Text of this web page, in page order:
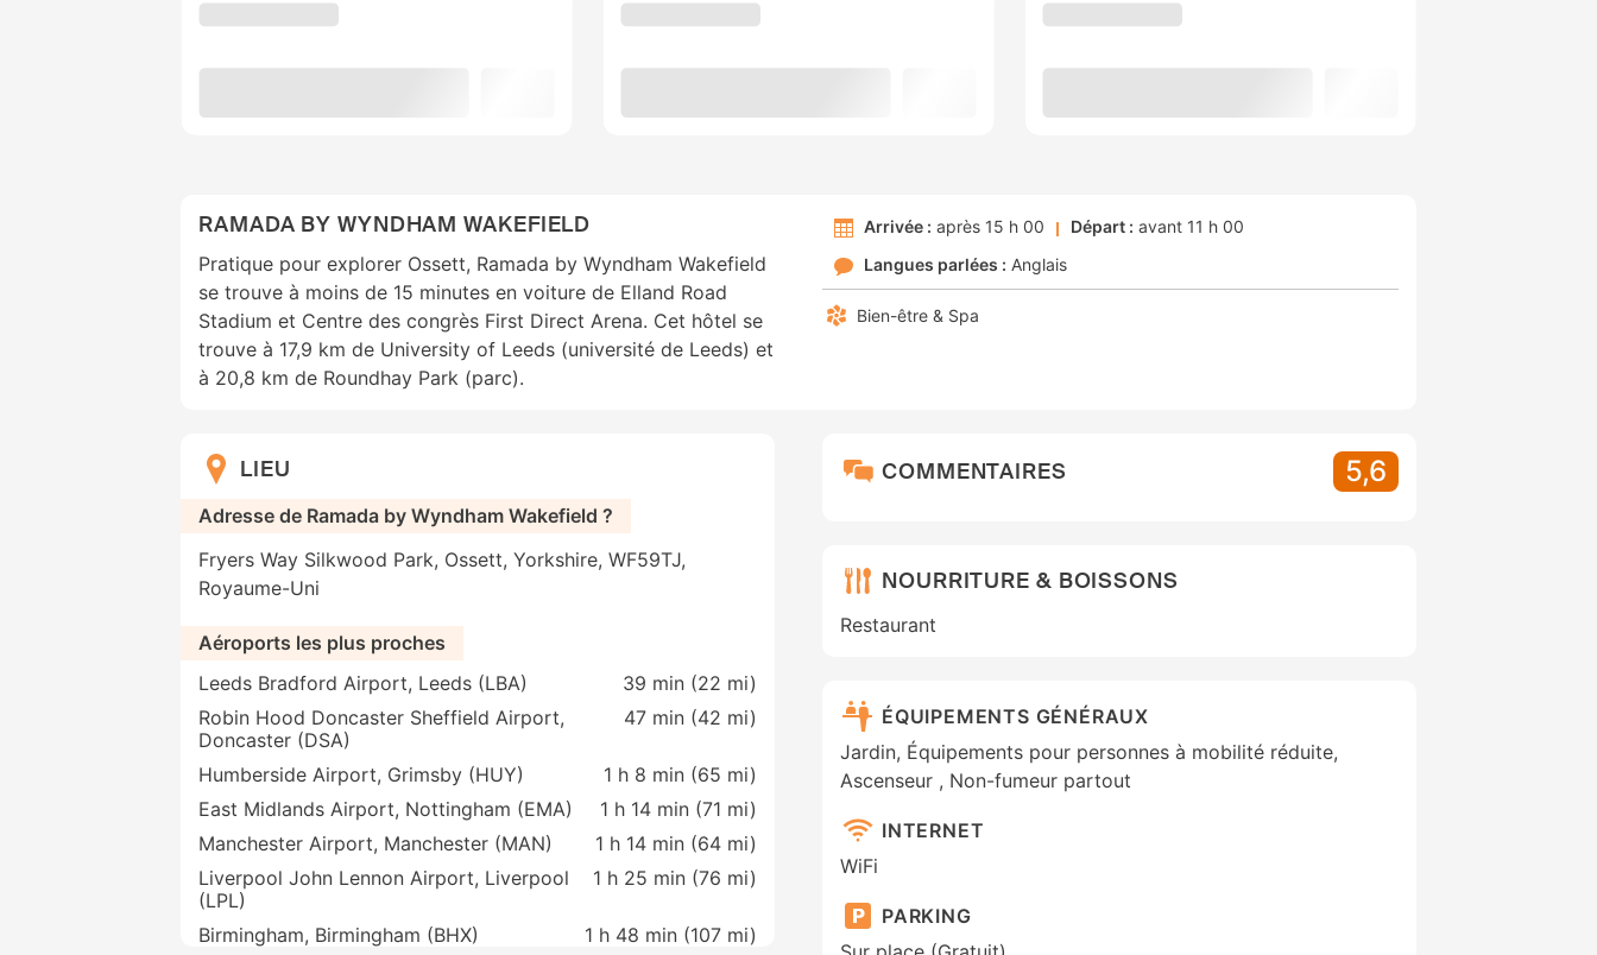
RAMADA BY WYNDHAM WAKEFIELD
Pratique pour explorer Ossett, Ramada by Wyndham Wakefield
se trouve à moins de 15 minutes en voiture de Elland Road
Stadium et Centre des congrès First Direct Arena. Cet hôtel se
trouve à 17,9 km de University of Leeds (université de Leeds) et
à 20,8 km de Roundhay Park (parc).
Arrivée : après 15 h 00 Départ : avant 11 h 00
Langues parlées : Anglais
Bien-être & Spa
LIEU
Adresse de Ramada by Wyndham Wakefield ?
Fryers Way Silkwood Park, Ossett, Yorkshire, WF59TJ,
Royaume-Uni
Aéroports les plus proches
Leeds Bradford Airport, Leeds (LBA)
39 min (22 mi)
Robin Hood Doncaster Sheffield Airport,
Doncaster (DSA)
47 min (42 mi)
Humberside Airport, Grimsby (HUY) 1 h 8 min (65 mi)
East Midlands Airport, Nottingham (EMA)
1 h 14 min (71 mi)
Manchester Airport, Manchester (MAN)
1 h 14 min (64 mi)
Liverpool John Lennon Airport, Liverpool
(LPL)
1 h 25 min (76 mi)
Birmingham, Birmingham (BHX) 1 h 48 min (107 mi)
COMMENTAIRES 5,6
NOURRITURE & BOISSONS
Restaurant
ÉQUIPEMENTS GÉNÉRAUX
Jardin, Équipements pour personnes à mobilité réduite,
Ascenseur , Non-fumeur partout
INTERNET
WiFi
PARKING